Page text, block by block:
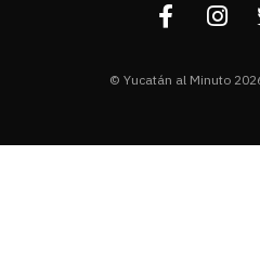
© Yucatán al Minuto